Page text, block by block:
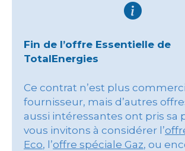
Fin de l’offre Essentielle de
TotalEnergies
Ce contrat n’est plus
fournisseur, mais d’autres
aussi intéressantes ont pris sa
vous invitons à considérer l’
Eco, l’offre spéciale Gaz, ou